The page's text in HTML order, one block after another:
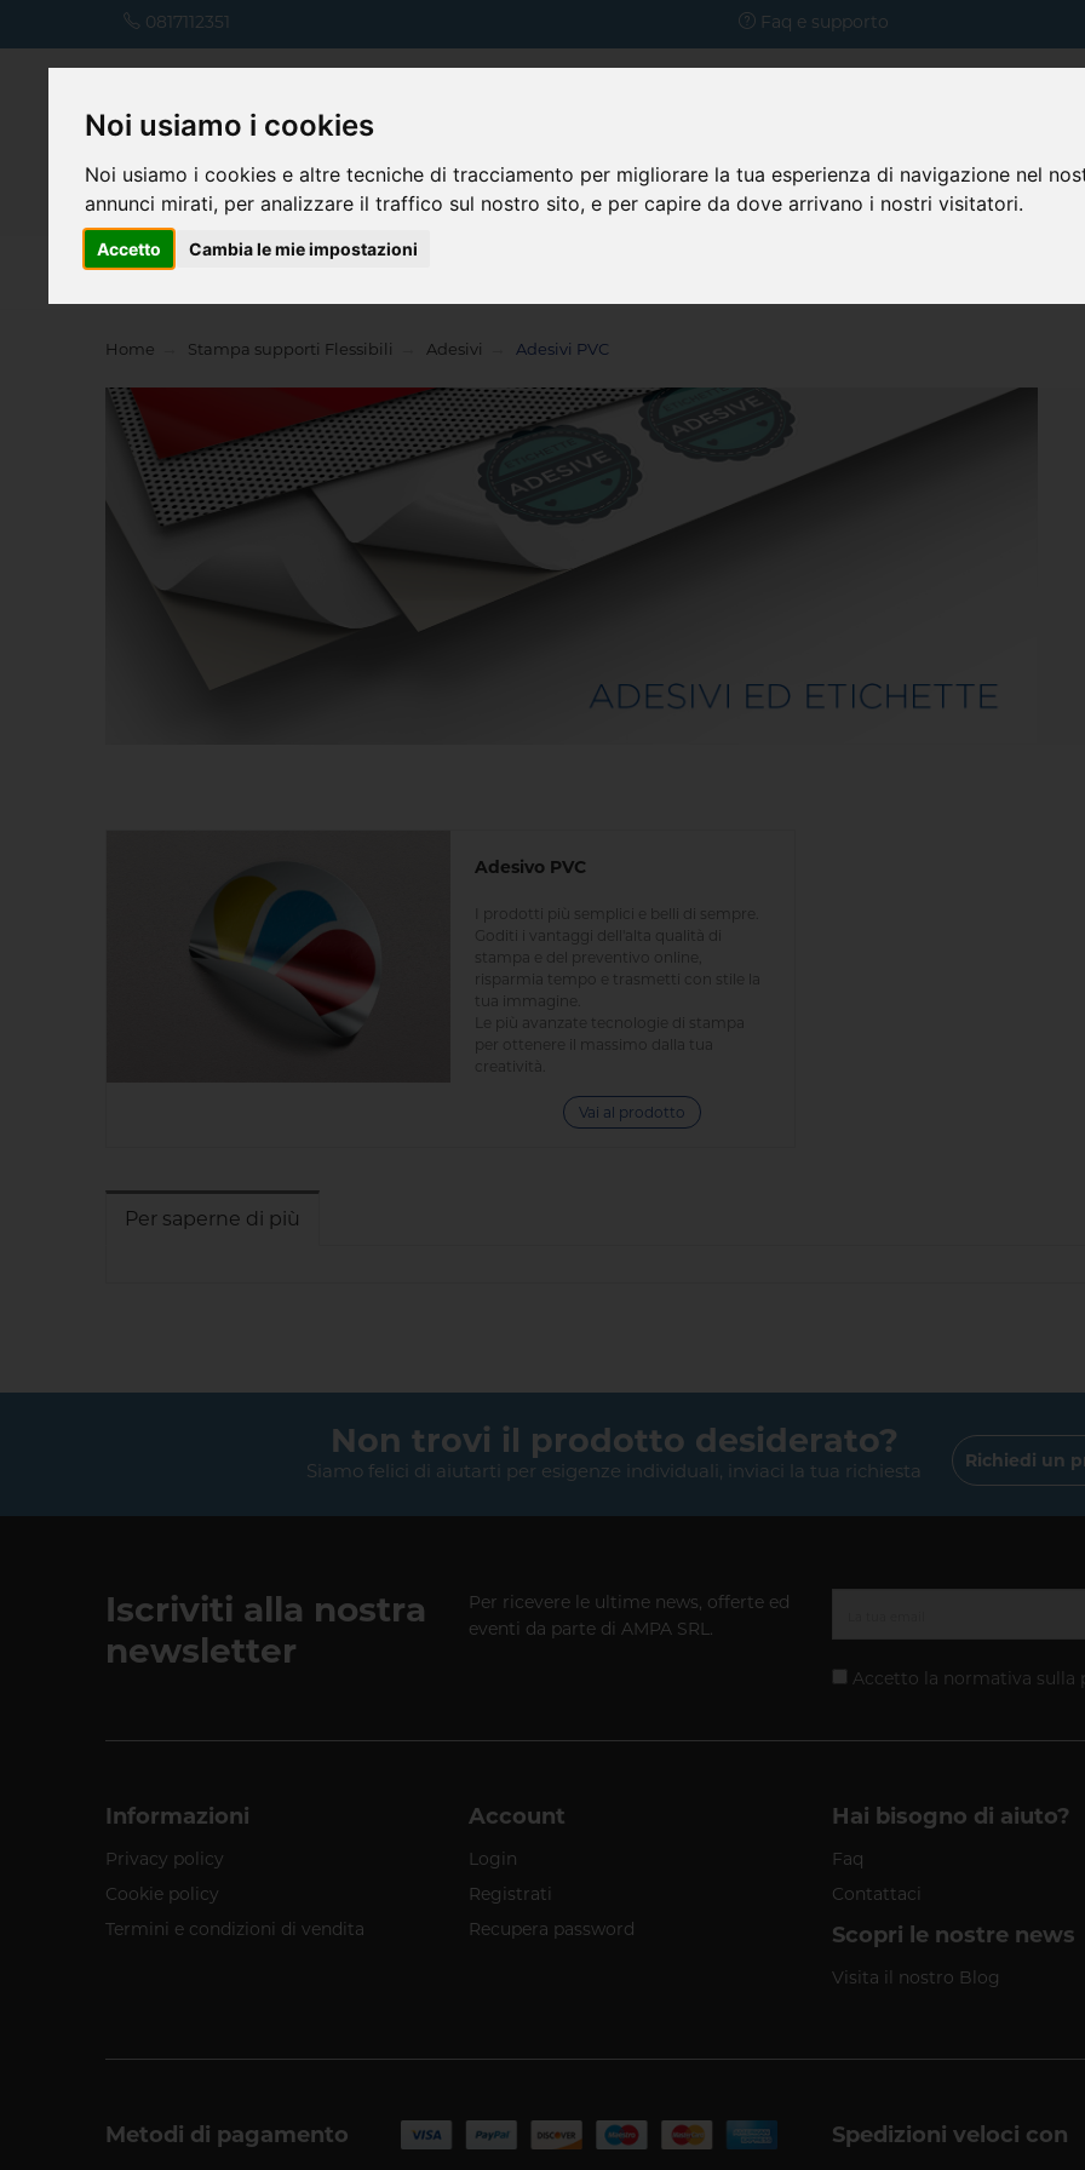
Noi usiamo i cookies
Noi usiamo i cookies e altre tecniche di tracciamento per migliorare la tua esperienza di navigazione nel
annunci mirati, per analizzare il traffico sul nostro sito, e per capire da dove arrivano i nostri visitatori.
Accetto Cambia le mie impostazioni
0817112351 Faq e supporto
Home Stampa supporti Flessibili Adesivi Adesivi PVC
Adesivo PVC
I prodotti più semplici e belli di sempre.
Goditi i vantaggi dell'alta qualità di
stampa e del preventivo online,
risparmia tempo e trasmetti con stile la
tua immagine.
Le più avanzate tecnologie di stampa
per ottenere il massimo dalla tua
creatività.
Vai al prodotto
Per saperne di più
Non trovi il prodotto desiderato?
Siamo felici di aiutarti per esigenze individuali, inviaci la tua richiesta Richiedi un
Iscriviti alla nostra
newsletter
Per ricevere le ultime news, offerte ed
eventi da parte di AMPA SRL.
Accetto la normativa sulla
Informazioni
Privacy policy
Cookie policy
Termini e condizioni di vendita
Account
Login
Registrati
Recupera password
Hai bisogno di aiuto?
Faq
Contattaci
Scopri le nostre news
Visita il nostro Blog
Metodi di pagamento Spedizioni veloci con